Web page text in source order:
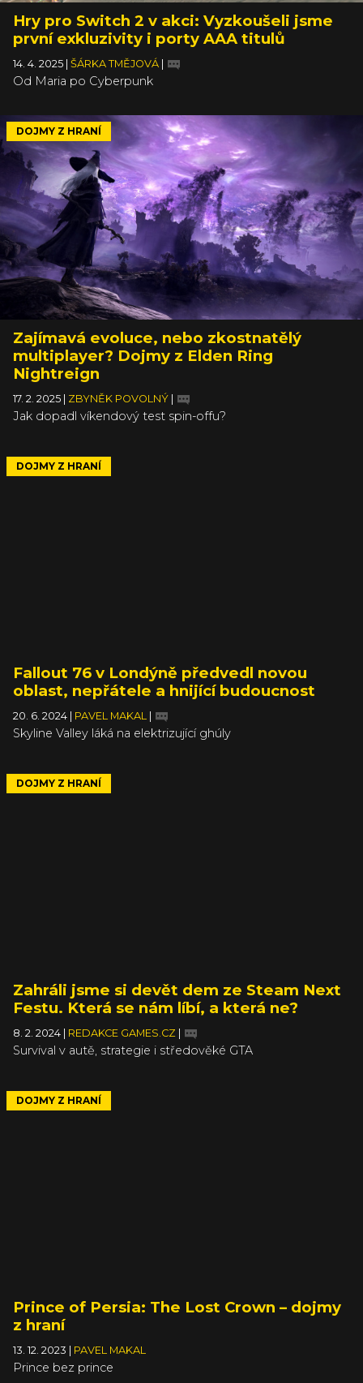
Hry pro Switch 2 v akci: Vyzkoušeli jsme
první exkluzivity i porty AAA titulů
14. 4. 2025 ŠÁRKA TMĚJOVÁ
Od Maria po Cyberpunk
DOJMY Z HRANÍ
Zajímavá evoluce, nebo zkostnatělý
multiplayer? Dojmy z Elden Ring
Nightreign
17. 2. 2025 ZBYNĚK POVOLNÝ
Jak dopadl víkendový test spin-offu?
DOJMY Z HRANÍ
Fallout 76 v Londýně předvedl novou
oblast, nepřátele a hnijící budoucnost
20. 6. 2024 PAVEL MAKAL
Skyline Valley láká na elektrizující ghúly
DOJMY Z HRANÍ
Zahráli jsme si devět dem ze Steam Next
Festu. Která se nám líbí, a která ne?
8. 2. 2024 REDAKCE GAMES.CZ
Survival v autě, strategie i středověké GTA
DOJMY Z HRANÍ
Prince of Persia: The Lost Crown – dojmy
z hraní
13. 12. 2023 PAVEL MAKAL
Prince bez prince